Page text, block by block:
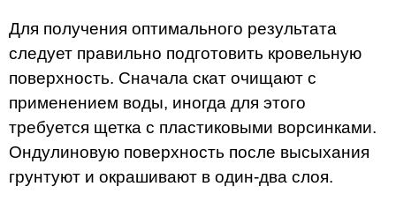
Для получения оптимального результата
следует правильно подготовить кровельную
поверхность. Сначала скат очищают с
применением воды, иногда для этого
требуется щетка с пластиковыми ворсинками.
Ондулиновую поверхность после высыхания
грунтуют и окрашивают в один-два слоя.